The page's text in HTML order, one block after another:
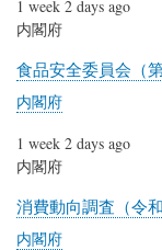
1 week 2 days ago
内閣府
食品安全委員会（
内閣府
1 week 2 days ago
内閣府
消費動向調査（令
内閣府